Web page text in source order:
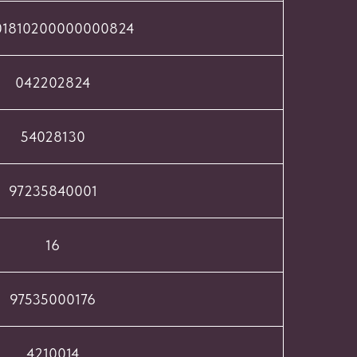
042202824
54028130
97235840001
16
97535000176
4210014